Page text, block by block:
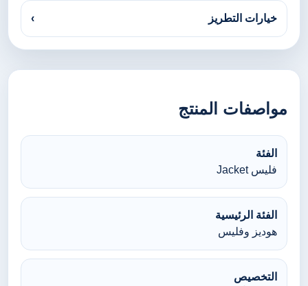
خيارات التطريز ›
مواصفات المنتج
الفئة
فليس Jacket
الفئة الرئيسية
هوديز وفليس
التخصيص